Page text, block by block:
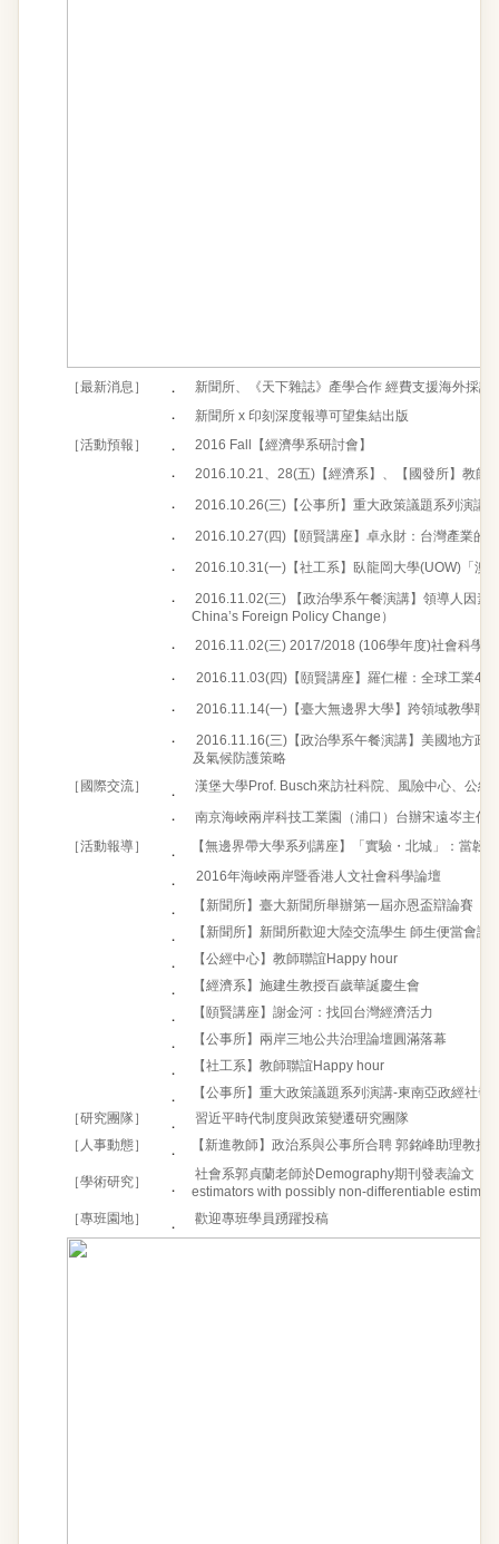
［最新消息］ ． 新聞所、《天下雜誌》產學合作 經費支援海外採訪
．
新聞所 x 印刻深度報導可望集結出版
［活動預報］
． 2016 Fall【經濟學系研討會】
． 2016.10.21、28(五)【經濟系】、【國發所】教師
． 2016.10.26(三)【公事所】重大政策議題系列演講-
． 2016.10.27(四)【頤賢講座】卓永財：台灣產業的
． 2016.10.31(一)【社工系】臥龍岡大學(UOW)「澳
．
2016.11.02(三) 【政治學系午餐演講】領導人因素
China’s Foreign Policy Change）
． 2016.11.02(三) 2017/2018 (106學年度)社會科學
． 2016.11.03(四)【頤賢講座】羅仁權：全球工業
． 2016.11.14(一)【臺大無邊界大學】跨領域教學聯
．
2016.11.16(三)【政治學系午餐演講】美國地方政
及氣候防護策略
［國際交流］
． 漢堡大學Prof. Busch來訪社科院、風險中心、公經
．
南京海峽兩岸科技工業園（浦口）台辦宋遠岑主任
［活動報導］
． 【無邊界帶大學系列講座】「實驗・北城」：當韌
． 2016年海峽兩岸暨香港人文社會科學論壇
． 【新聞所】臺大新聞所舉辦第一屆亦恩盃辯論賽
． 【新聞所】新聞所歡迎大陸交流學生 師生便當會議
． 【公經中心】教師聯誼Happy hour
． 【經濟系】施建生教授百歲華誕慶生會
． 【頤賢講座】謝金河：找回台灣經濟活力
． 【公事所】兩岸三地公共治理論壇圓滿落幕
． 【社工系】教師聯誼Happy hour
．
【公事所】重大政策議題系列演講-東南亞政經社發
［研究團隊］
．
習近平時代制度與政策變遷研究團隊
［人事動態］
． 【新進教師】政治系與公事所合聘 郭銘峰助理教授
［學術研究］ ．
社會系郭貞蘭老師於Demography期刊發表論文：
estimators with possibly non-differentiable
［專班園地］
． 歡迎專班學員踴躍投稿